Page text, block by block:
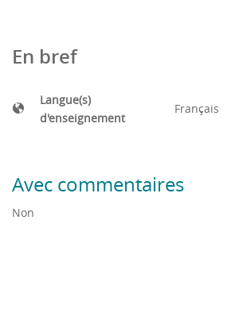
En bref
Langue(s)
d'enseignement
Français
Avec commentaires
Non